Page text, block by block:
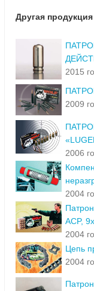
Другая
2015
2009
2006
2004
ACP,
2004
Цепь
2004